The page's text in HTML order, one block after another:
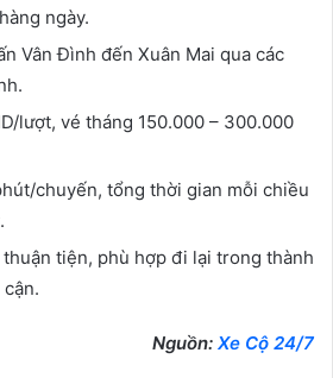
ngày.
Vân Đình đến Xuân Mai qua các
lượt, vé tháng 150.000 – 300.000
chuyến, tổng thời gian mỗi chiều
tiện, phù hợp đi lại trong thành
Nguồn: Xe Cộ 24/7